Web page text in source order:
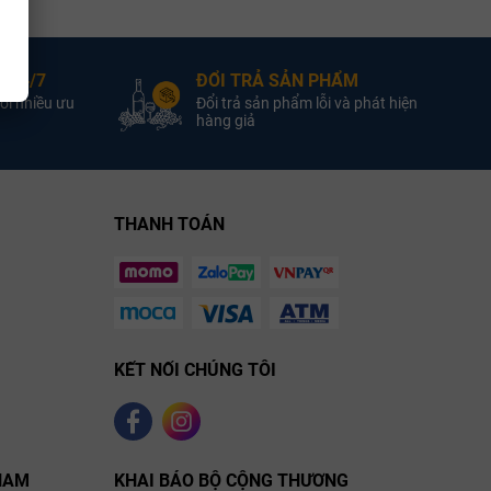
kiếm nguồn nước và khoáng chất. Khả năng thoát nước tuyệt
tích tụ cao từ vỏ sò cổ đại đem lại cho rượu vang một phổ
vừa phải và năng suất tự nhiên rất thấp, thường chỉ đạt từ 25
tay chăm sóc của Christophe Perrot-Minot giữ được độ axit dồi
chính xác từng vi khí hậu (climat) riêng biệt nơi chúng sinh
24/7
nhiều ưu
ĐỔI TRẢ SẢN PHẨM
Đổi trả sản phẩm lỗi và phát hiện
hàng giả
THANH TOÁN
KẾT NỐI CHÚNG TÔI
KHAI BÁO BỘ CỘNG THƯƠNG